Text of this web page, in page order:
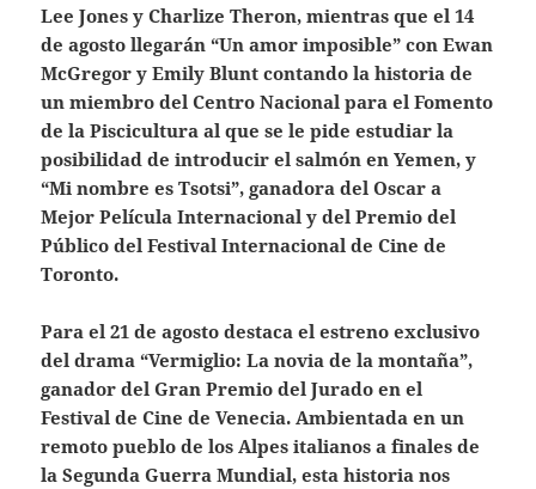
Lee Jones y Charlize Theron, mientras que el 14
de agosto llegarán “Un amor imposible” con Ewan
McGregor y Emily Blunt contando la historia de
un miembro del Centro Nacional para el Fomento
de la Piscicultura al que se le pide estudiar la
posibilidad de introducir el salmón en Yemen, y
“Mi nombre es Tsotsi”, ganadora del Oscar a
Mejor Película Internacional y del Premio del
Público del Festival Internacional de Cine de
Toronto.
Para el 21 de agosto destaca el estreno exclusivo
del drama “Vermiglio: La novia de la montaña”,
ganador del Gran Premio del Jurado en el
Festival de Cine de Venecia. Ambientada en un
remoto pueblo de los Alpes italianos a finales de
la Segunda Guerra Mundial, esta historia nos